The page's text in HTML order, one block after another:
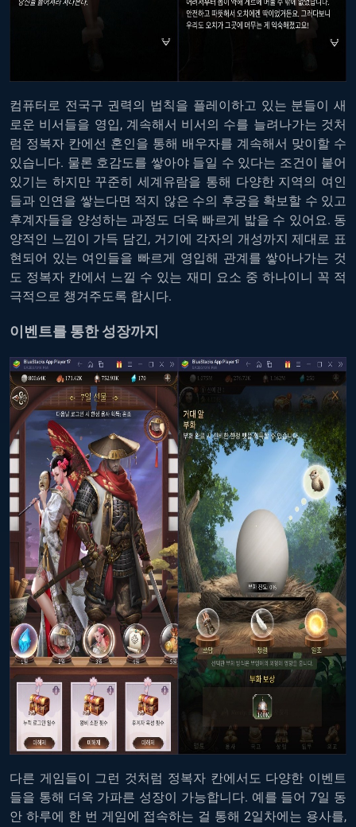
컴퓨터로 전국구 권력의 법칙을 플레이하고 있는 분들이 새
로운 비서들을 영입, 계속해서 비서의 수를 늘려나가는 것처
럼 정복자 칸에선 혼인을 통해 배우자를 계속해서 맞이할 수
있습니다. 물론 호감도를 쌓아야 들일 수 있다는 조건이 붙어
있기는 하지만 꾸준히 세계유람을 통해 다양한 지역의 여인
들과 인연을 쌓는다면 적지 않은 수의 후궁을 확보할 수 있고
후계자들을 양성하는 과정도 더욱 빠르게 밟을 수 있어요. 동
양적인 느낌이 가득 담긴, 거기에 각자의 개성까지 제대로 표
현되어 있는 여인들을 빠르게 영입해 관계를 쌓아나가는 것
도 정복자 칸에서 느낄 수 있는 재미 요소 중 하나이니 꼭 적
극적으로 챙겨주도록 합시다.
이벤트를 통한 성장까지
다른 게임들이 그런 것처럼 정복자 칸에서도 다양한 이벤트
들을 통해 더욱 가파른 성장이 가능합니다. 예를 들어 7일 동
안 하루에 한 번 게임에 접속하는 걸 통해 2일차에는 용사를,